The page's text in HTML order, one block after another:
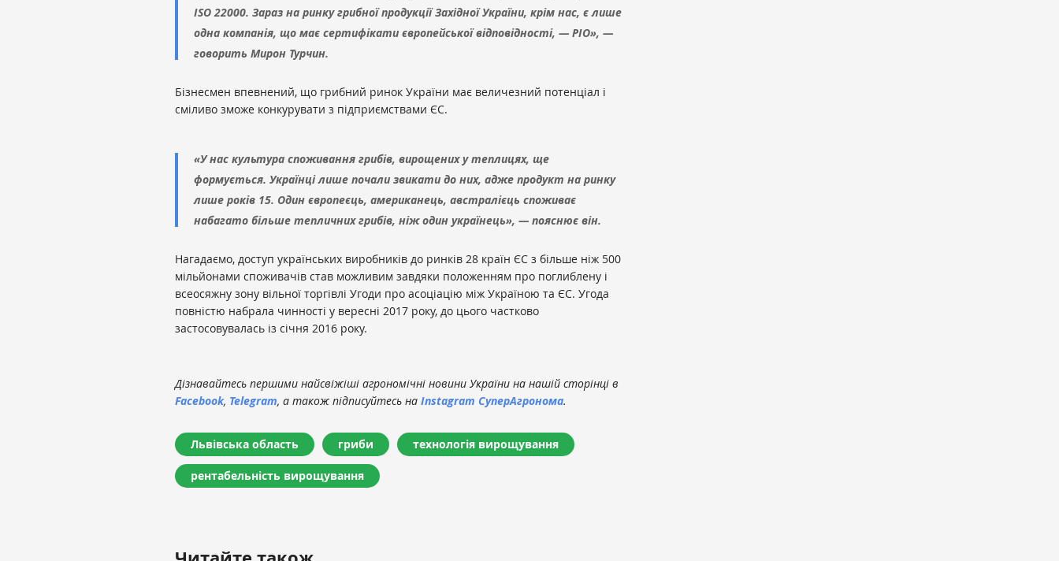
ISO 22000. Зараз на ринку грибної продукції Західної України, крім нас, є лише
одна компанія, що має сертифікати європейської відповідності, — РІО», —
говорить Мирон Турчин.
Бізнесмен впевнений, що грибний ринок України має величезний потенціал і
сміливо зможе конкурувати з підприємствами ЄС.
«У нас культура споживання грибів, вирощених у теплицях, ще
формується. Українці лише почали звикати до них, адже продукт на ринку
лише років 15. Один європеєць, американець, австралієць споживає
набагато більше тепличних грибів, ніж один українець», — пояснює він.
Нагадаємо, доступ українських виробників до ринків 28 країн ЄС з більше ніж 500
мільйонами споживачів став можливим завдяки положенням про поглиблену і
всеосяжну зону вільної торгівлі Угоди про асоціацію між Україною та ЄС. Угода
повністю набрала чинності у вересні 2017 року, до цього частково
застосовувалась із січня 2016 року.
Дізнавайтесь першими найсвіжіші агрономічні новини України на нашій сторінці в
Facebook, Telegram, а також підписуйтесь на Instagram СуперАгронома.
Львівська область гриби технологія вирощування
рентабельність вирощування